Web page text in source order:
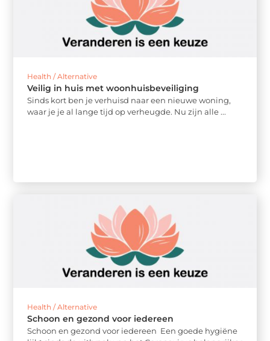
Health / Alternative
Veilig in huis met woonhuisbeveiliging
Sinds kort ben je verhuisd naar een nieuwe woning,
waar je je al lange tijd op verheugde. Nu zijn alle ...
Health / Alternative
Schoon en gezond voor iedereen
Schoon en gezond voor iedereen Een goede hygiëne